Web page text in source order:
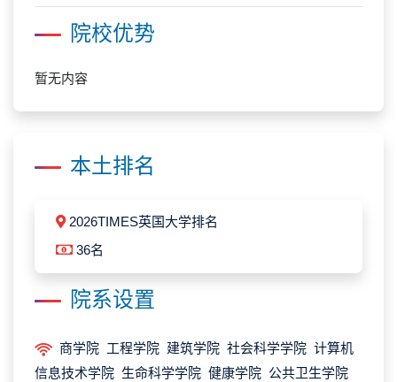
院校优势
暂无内容
本土排名
2026TIMES英国大学排名
36名
院系设置
商学院 工程学院 建筑学院 社会科学学院 计算机
信息技术学院 生命科学学院 健康学院 公共卫生学院